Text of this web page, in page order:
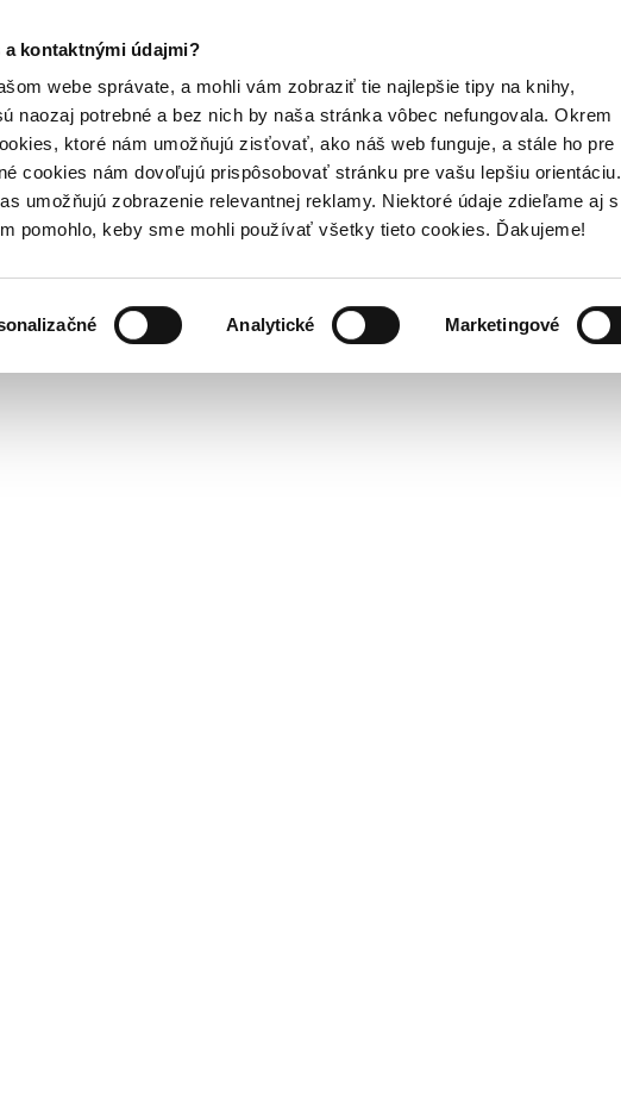
kontaktnými údajmi?
webe správate, a mohli vám zobraziť tie najlepšie tipy na knihy,
naozaj potrebné a bez nich by naša stránka vôbec nefungovala. Okrem
ktoré nám umožňujú zisťovať, ako náš web funguje, a stále ho pre
cookies nám dovoľujú prispôsobovať stránku pre vašu lepšiu orientáciu.
umožňujú zobrazenie relevantnej reklamy. Niektoré údaje zdieľame aj s
pomohlo, keby sme mohli používať všetky tieto cookies. Ďakujeme!
Analytické Marketingové